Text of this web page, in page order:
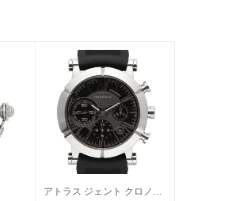
アトラス ジェント クロノグラフ